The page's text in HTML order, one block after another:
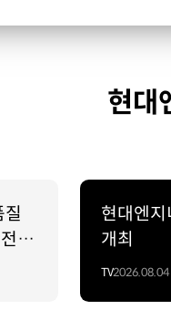
현대
질
·
현대엔지
개최
TV2026.08.04